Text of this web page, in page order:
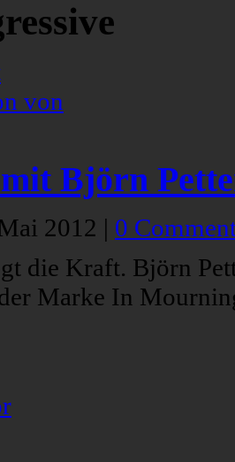
Björn
2012 | 0
die Kraft. Björn
Marke In